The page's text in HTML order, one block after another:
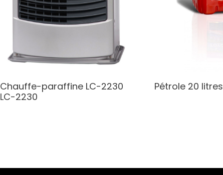
Chauffe-paraffine LC-2230
LC-2230
Pétrole 20 litres